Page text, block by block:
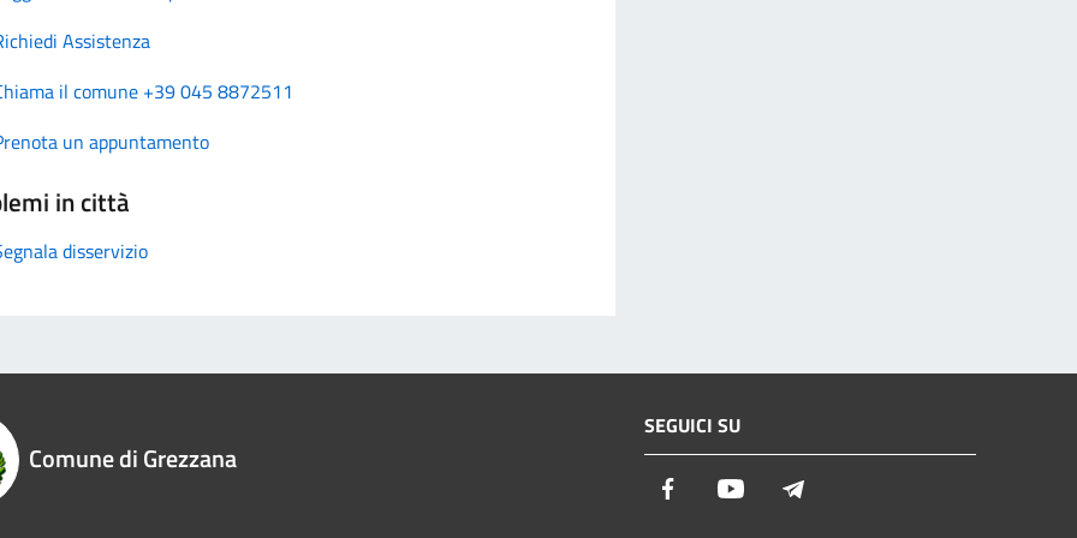
Assistenza
il comune +39 045 8872511
un appuntamento
in città
disservizio
Comune di Grezzana
SEGUICI SU
Facebook Youtube